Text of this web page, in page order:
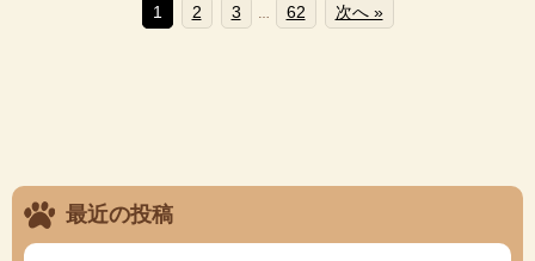
1 2 3 62 次へ »
最近の投稿